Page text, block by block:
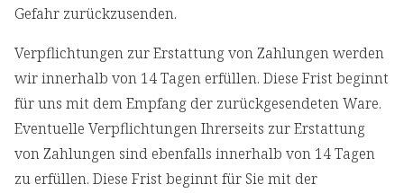
Gefahr zurückzusenden.
Verpflichtungen zur Erstattung von Zahlungen werden
wir innerhalb von 14 Tagen erfüllen. Diese Frist beginnt
für uns mit dem Empfang der zurückgesendeten Ware.
Eventuelle Verpflichtungen Ihrerseits zur Erstattung
von Zahlungen sind ebenfalls innerhalb von 14 Tagen
zu erfüllen. Diese Frist beginnt für Sie mit der